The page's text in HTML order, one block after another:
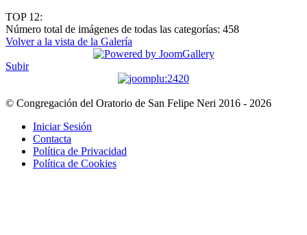
TOP 12:
Número total de imágenes de todas las categorías: 458
Volver a la vista de la Galería
Subir
© Congregación del Oratorio de San Felipe Neri 2016 - 2026
Iniciar Sesión
Contacta
Política de Privacidad
Política de Cookies